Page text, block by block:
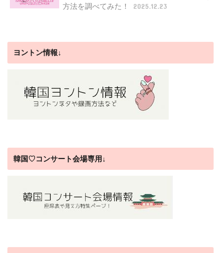
方法を調べてみた！
2025.12.23
ヨントン情報↓
韓国♡コンサート会場専用↓